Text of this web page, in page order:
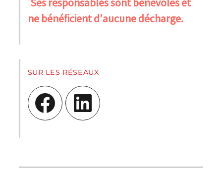
ne bénéficient d'aucune décharge.
SUR LES RÉSEAUX
Facebook LinkedIn